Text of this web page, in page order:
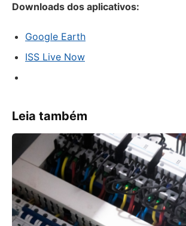
Downloads dos aplicativos:
Google Earth
ISS Live Now
Leia também